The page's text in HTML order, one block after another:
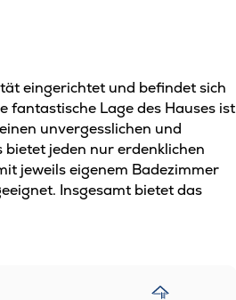
eingerichtet und befindet sich
fantastische Lage des Hauses ist
unvergesslichen und
jeden nur erdenklichen
jeweils eigenem Badezimmer
Insgesamt bietet das